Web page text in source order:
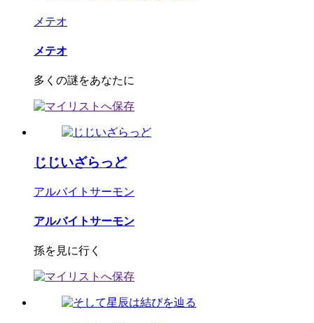
メテオ
メテオ
多くの謎をあなたに
じじいざらっど
アルバイトサーモン
アルバイトサーモン
孫を見に行く